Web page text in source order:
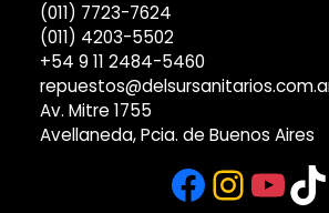
(011) 7723-7624
(011) 4203-5502
+54 9 11 2484-5460
Av. Mitre 1755
Avellaneda, Pcia. de Buenos Aires